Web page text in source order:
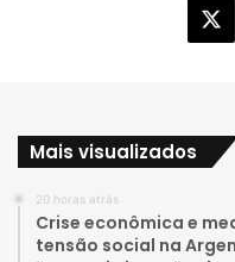
Mais visualizados
20 horas atrás
Crise econômica e
tensão social na